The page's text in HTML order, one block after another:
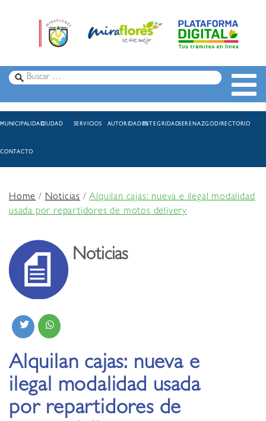
MUNICIPALIDADCIUDAD SERVICIOS AUTORIDADESINTEGRIDADSERENAZGODIRECTORIO
CONTACTO
Home/Noticias /Alquilan cajas: nueva e ilegal modalidad
usada por repartidores de motos delivery
Noticias
Alquilan cajas: nueva e
ilegal modalidad usada
por repartidores de